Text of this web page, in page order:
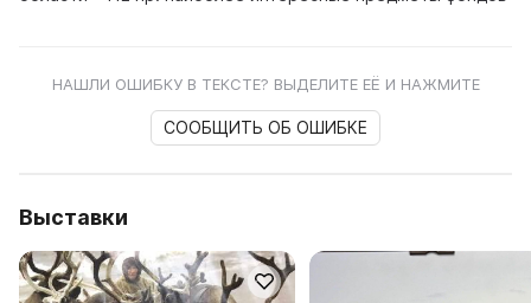
НАШЛИ ОШИБКУ В ТЕКСТЕ? ВЫДЕЛИТЕ ЕЁ И НАЖМИТЕ
СООБЩИТЬ ОБ ОШИБКЕ
Выставки